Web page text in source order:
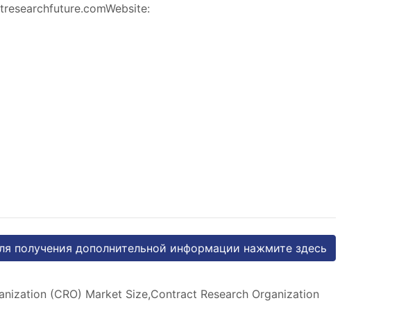
:
получения дополнительной информации нажмите здесь
(CRO) Market Size,Contract Research Organization